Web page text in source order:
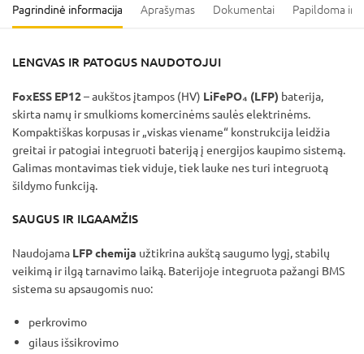
Pagrindinė informacija Aprašymas Dokumentai Papildoma
LENGVAS IR PATOGUS NAUDOTOJUI
FoxESS EP12– aukštos įtampos (HV) LiFePO₄ (LFP) baterija,
skirta namų ir smulkioms komercinėms saulės elektrinėms.
Kompaktiškas korpusas ir „viskas viename“ konstrukcija leidžia
greitai ir patogiai integruoti bateriją į energijos kaupimo sistemą.
Galimas montavimas tiek viduje, tiek lauke nes turi integruotą
šildymo funkciją.
SAUGUS IR ILGAAMŽIS
Naudojama LFP chemija užtikrina aukštą saugumo lygį, stabilų
veikimą ir ilgą tarnavimo laiką. Baterijoje integruota pažangi BMS
sistema su apsaugomis nuo:
perkrovimo
gilaus išsikrovimo